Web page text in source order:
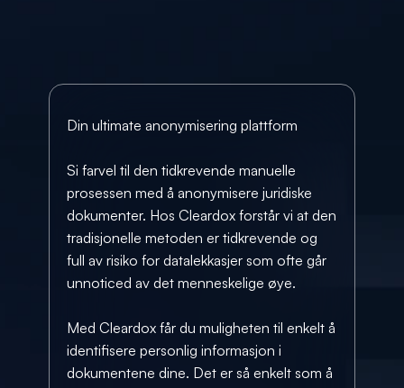
Din ultimate anonymisering plattform
Si farvel til den tidkrevende manuelle
prosessen med å anonymisere juridiske
dokumenter. Hos Cleardox forstår vi at den
tradisjonelle metoden er tidkrevende og
full av risiko for datalekkasjer som ofte går
unnoticed av det menneskelige øye.
Med Cleardox får du muligheten til enkelt å
identifisere personlig informasjon i
dokumentene dine. Det er så enkelt som å